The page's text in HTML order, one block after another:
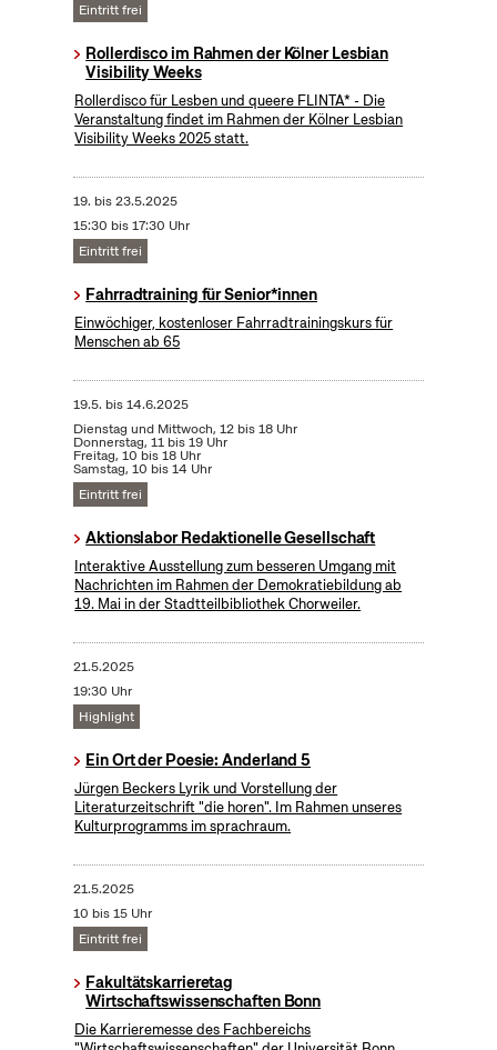
Eintritt frei
Rollerdisco im Rahmen der Kölner Lesbian
Visibility Weeks
Rollerdisco für Lesben und queere FLINTA* - Die
Veranstaltung findet im Rahmen der Kölner Lesbian
Visibility Weeks 2025 statt.
19. bis23.5.2025
15:30 bis 17:30 Uhr
Eintritt frei
Fahrradtraining für Senior*innen
Einwöchiger, kostenloser Fahrradtrainingskurs für
Menschen ab 65
19.5. bis14.6.2025
Dienstag und Mittwoch, 12 bis 18 Uhr
Donnerstag, 11 bis 19 Uhr
Freitag, 10 bis 18 Uhr
Samstag, 10 bis 14 Uhr
Eintritt frei
Aktionslabor Redaktionelle Gesellschaft
Interaktive Ausstellung zum besseren Umgang mit
Nachrichten im Rahmen der Demokratiebildung ab
19. Mai in der Stadtteilbibliothek Chorweiler.
21.5.2025
19:30 Uhr
Highlight
Ein Ort der Poesie: Anderland 5
Jürgen Beckers Lyrik und Vorstellung der
Literaturzeitschrift "die horen". Im Rahmen unseres
Kulturprogramms im sprachraum.
21.5.2025
10 bis 15 Uhr
Eintritt frei
Fakultätskarrieretag
Wirtschaftswissenschaften Bonn
Die Karrieremesse des Fachbereichs